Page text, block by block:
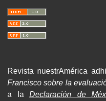
Revista nuestrAmérica
Francisco sobre la
a la Declaración de